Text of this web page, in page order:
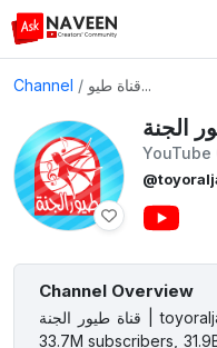
Channel / قناة طيو...
YouTube
Channel Overview
قناة طيور الجنة | toyoraljanahtv, a top YouTuber , boasts
33.7M subscribers,